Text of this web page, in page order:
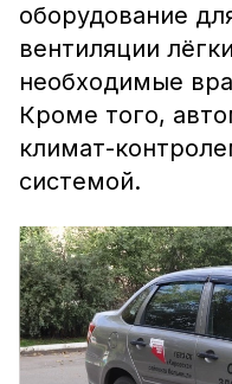
оборудование
вентиляции
необходимые
Кроме того,
климат-
системой.